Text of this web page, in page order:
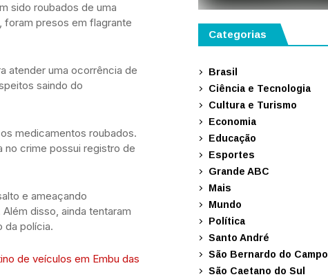
sido roubados de uma
foram presos em flagrante
atender uma ocorrência de
saindo do
medicamentos roubados.
no crime possui registro de
e ameaçando
disso, ainda tentaram
da polícia.
de veículos em Embu das
Categorias
Brasil
Ciência e Tecnologia
Cultura e Turismo
Economia
Educação
Esportes
Grande ABC
Mais
Mundo
Política
Santo André
São Bernardo do Campo
São Caetano do Sul